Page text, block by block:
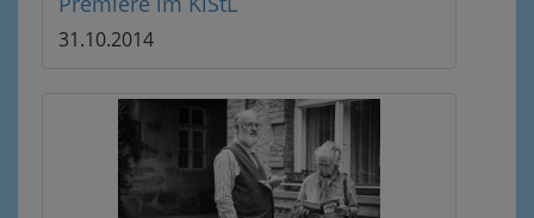
31.10.2014